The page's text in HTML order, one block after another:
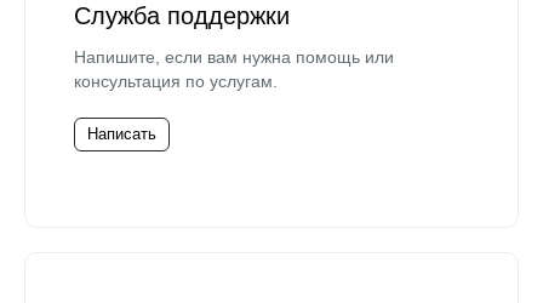
Служба поддержки
Напишите, если вам нужна помощь или
консультация по услугам.
Написать